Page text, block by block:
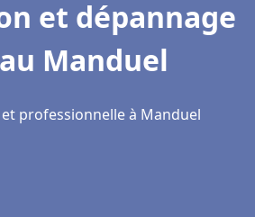
et dépannage
Manduel
professionnelle à Manduel